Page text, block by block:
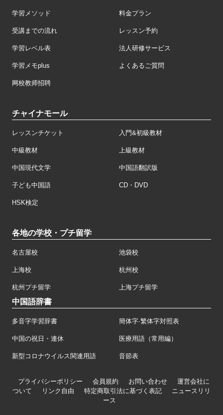
学習メソッド 料金プラン
受講までの流れ レッスン予約
学習レベル表 法人研修サービス
学習メモplus よくあるご質問
网校教师招聘
チャイナモール
レッスンチケット 入門&初級教材
中級教材 上級教材
中国現代文学 中国語翻訳版
子ども中国語 CD・DVD
HSK検定
各地の学校・プチ留学
名古屋校 池袋校
上海校 杭州校
杭州プチ留学 上海プチ留学
中国語辞書
多音字学習辞書 簡体字·繁体字対照表
中国の祝日・連休 医療用語（常用編）
新型コロナウイルス関連用語 音節表
プライバシーポリシー 会員規約 お問い合わせ
運営会社に
ついて
リンク自由 特定商取引法に基づく表記
ニュースリリ
ース